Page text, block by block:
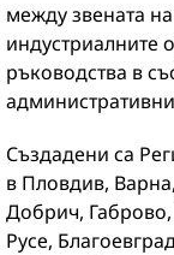
между звената
индустриалните
ръководства в
Създадени са
в Пловдив,
Добрич,
Русе,